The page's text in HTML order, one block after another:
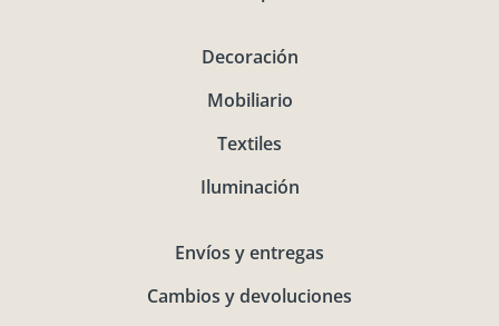
Decoración
Mobiliario
Textiles
Iluminación
Envíos y entregas
Cambios y devoluciones